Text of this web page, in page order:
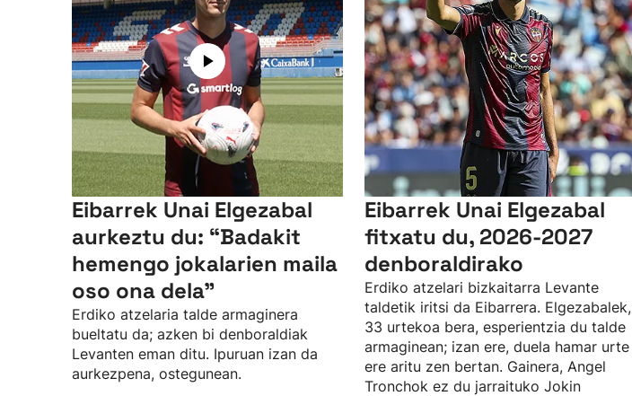
Eibarrek Unai Elgezabal
aurkeztu du: “Badakit
hemengo jokalarien maila
oso ona dela”
Erdiko atzelaria talde armaginera
bueltatu da; azken bi denboraldiak
Levanten eman ditu. Ipuruan izan da
aurkezpena, ostegunean.
Eibarrek Unai Elgezabal
fitxatu du, 2026-2027
denboraldirako
Erdiko atzelari bizkaitarra Levante
taldetik iritsi da Eibarrera. Elgezabalek,
33 urtekoa bera, esperientzia du talde
armaginean; izan ere, duela hamar urte
ere aritu zen bertan. Gainera, Angel
Tronchok ez du jarraituko Jokin